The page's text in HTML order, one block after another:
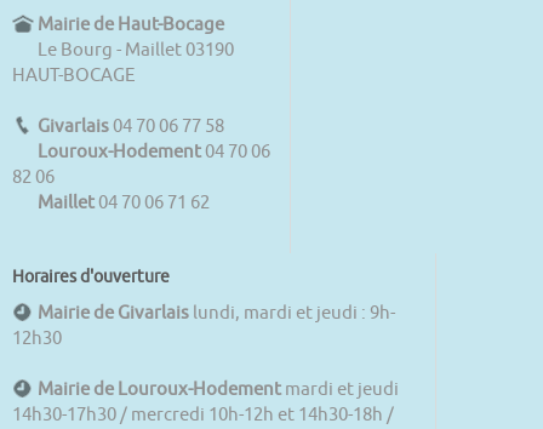
Mairie de Haut-Bocage
Le Bourg - Maillet 03190
HAUT-BOCAGE
Givarlais 04 70 06 77 58
Louroux-Hodement 04 70 06
82 06
Maillet 04 70 06 71 62
Horaires d'ouverture
Mairie de Givarlais lundi, mardi et jeudi : 9h-
12h30
Mairie de Louroux-Hodement mardi et jeudi
14h30-17h30 / mercredi 10h-12h et 14h30-18h /